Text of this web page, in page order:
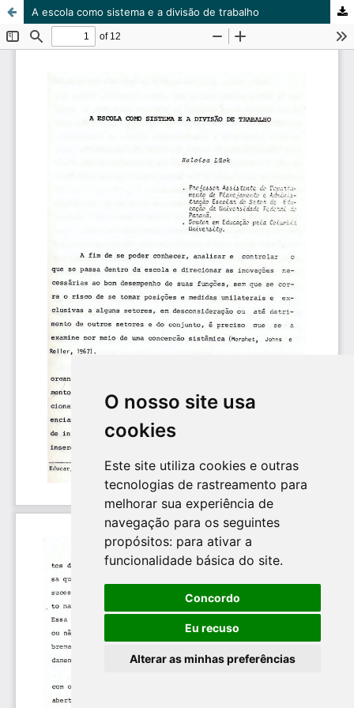
O nosso site usa
cookies
Este site utiliza cookies e outras
tecnologias de rastreamento para
melhorar sua experiência de
navegação para os seguintes
propósitos: para ativar a
funcionalidade básica do site.
Concordo
Eu recuso
Alterar as minhas preferências
A escola como sistema e a divisão de trabalho